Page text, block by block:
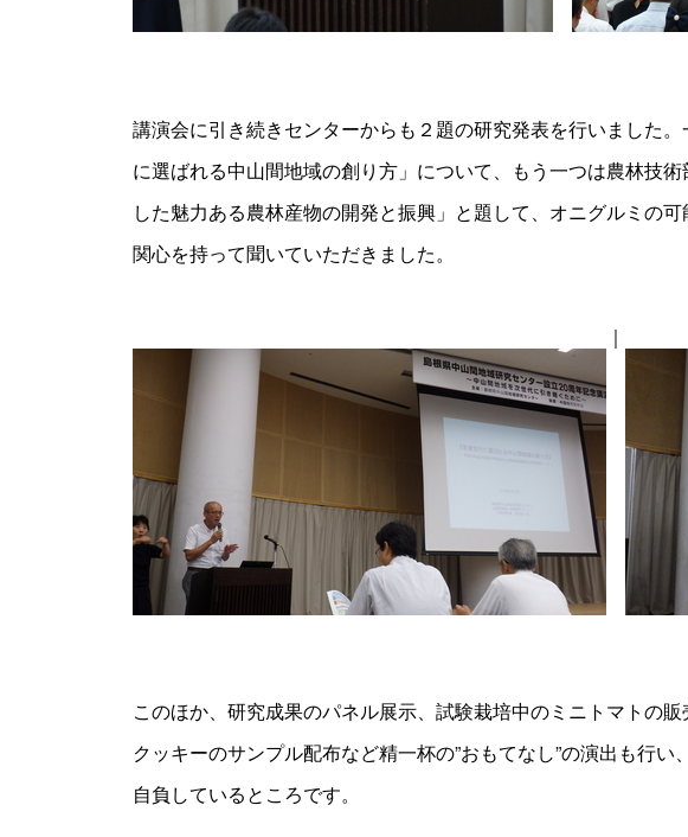
講演会に引き続きセンターからも２題の研究発表を行いました
に選ばれる中山間地域の創り方」について、もう一つは農林技
した魅力ある農林産物の開発と振興」と題して、オニグルミの
関心を持って聞いていただきました。
｜
このほか、研究成果のパネル展示、試験栽培中のミニトマトの
クッキーのサンプル配布など精一杯の”おもてなし”の演出も行
自負しているところです。